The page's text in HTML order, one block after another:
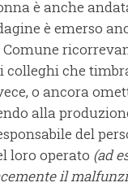
è anche
è emerso
colleghi che
o ancora
alla
del
loro operato (ad
il